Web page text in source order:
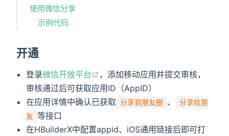
使用微信分享
示例代码
开通
登录微信开放平台
，添加移动应用并提交审核，
审核通过后可获取应用ID（AppID）
在应用详情中确认已获取 分享到朋友圈 、
分享给朋
友 等接口
在HBuilderX中配置appid、iOS通用链接后即可打